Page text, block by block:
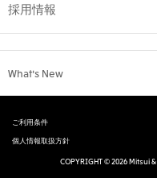
採用情報
What's New
ご利用条件
個人情報取扱方針
COPYRIGHT © 2026 Mitsui